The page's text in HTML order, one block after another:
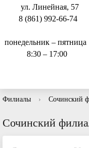
ул. Линейная, 57
8 (861) 992-66-74
понедельник – пятница
8:30 – 17:00
Филиалы › Сочинский
Сочинский